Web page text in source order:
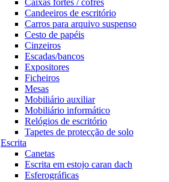
Caixas fortes / cofres
Candeeiros de escritório
Carros para arquivo suspenso
Cesto de papéis
Cinzeiros
Escadas/bancos
Expositores
Ficheiros
Mesas
Mobiliário auxiliar
Mobiliário informático
Relógios de escritório
Tapetes de protecção de solo
Escrita
Canetas
Escrita em estojo caran dach
Esferográficas